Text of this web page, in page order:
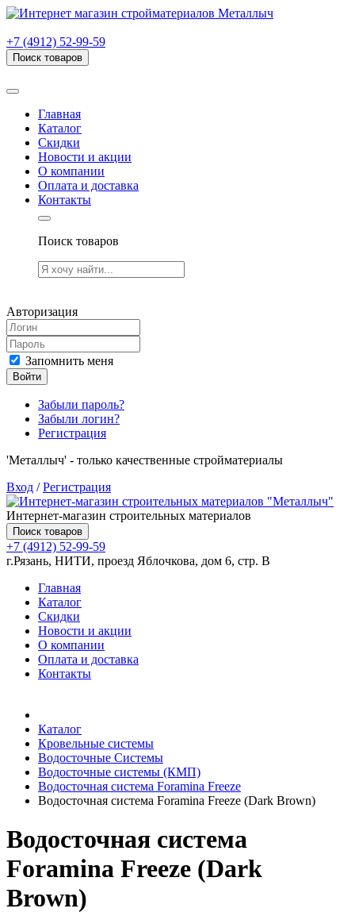
+7 (4912) 52-99-59
Поиск товаров
Главная
Каталог
Скидки
Новости и акции
О компании
Оплата и доставка
Контакты
Поиск товаров
Авторизация
Запомнить меня
Войти
Забыли пароль?
Забыли логин?
Регистрация
'Металлыч' - только качественные стройматериалы
Вход /Регистрация
Интернет-магазин строительных материалов
Поиск товаров
+7 (4912) 52-99-59
г.Рязань, НИТИ, проезд Яблочкова, дом 6, стр. В
Главная
Каталог
Скидки
Новости и акции
О компании
Оплата и доставка
Контакты
Каталог
Кровельные системы
Водосточные Системы
Водосточные системы (КМП)
Водосточная система Foramina Freeze
Водосточная система Foramina Freeze (Dark Brown)
Водосточная система
Foramina Freeze (Dark
Brown)